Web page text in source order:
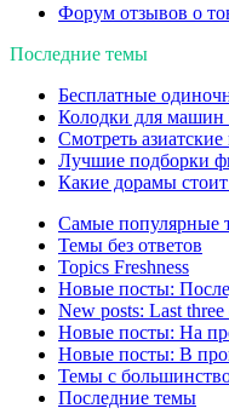
Форум отзывов о
Последние темы
Бесплатные
Колодки для машин
Смотреть
Лучшие подборки
Какие дорамы стоит
Самые популярные
Темы без ответов
Topics Freshness
Новые посты:
New posts: Last three
Новые посты: На
Новые посты: В
Темы с
Последние темы